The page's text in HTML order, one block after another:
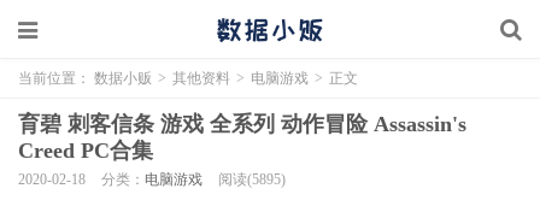
当前位置： 数据小贩 > 其他资料 > 电脑游戏 > 正文
育碧 刺客信条 游戏 全系列 动作冒险 Assassin's
Creed PC合集
2020-02-18 分类： 电脑游戏 阅读(5895)